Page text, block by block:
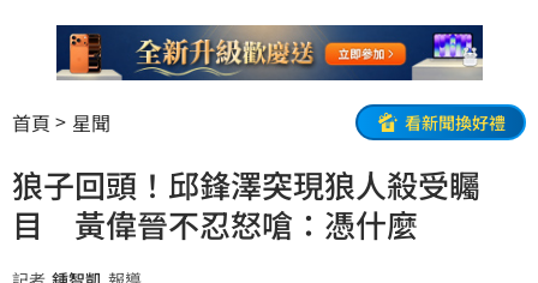
首頁 星聞 看新聞換好禮
狼子回頭！邱鋒澤突現狼人殺受矚
目 黃偉晉不忍怒嗆：憑什麼